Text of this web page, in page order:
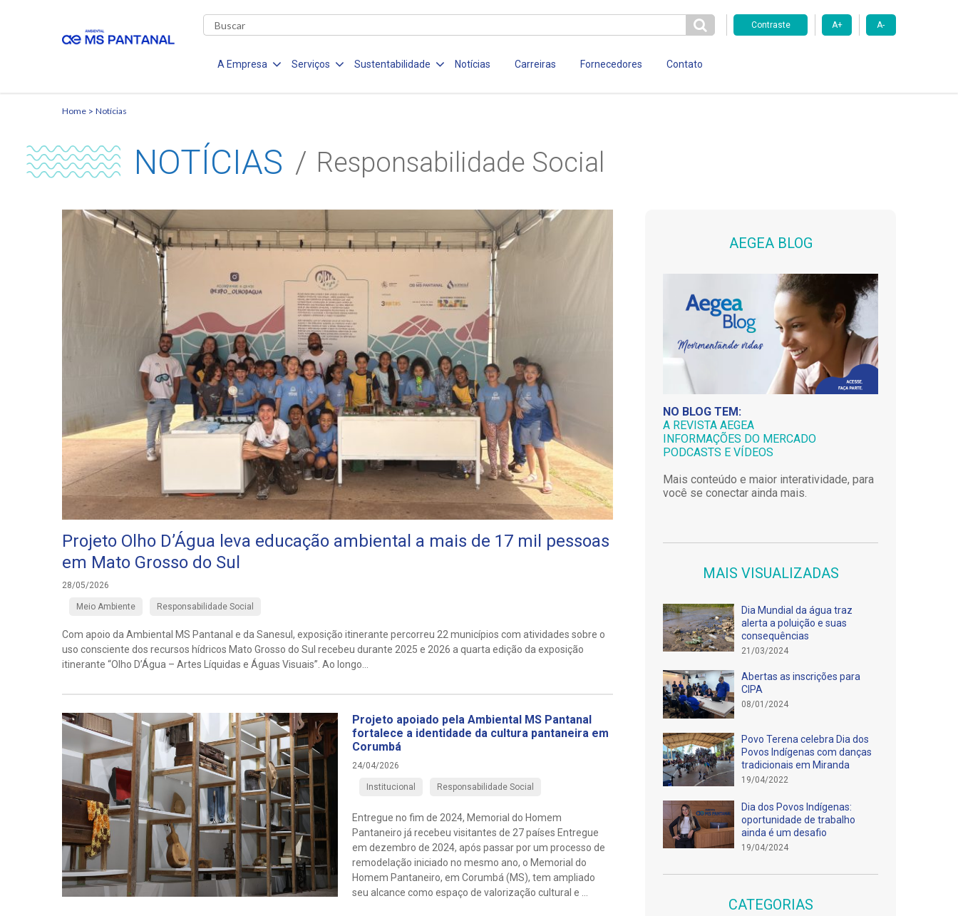
Contraste A+ A-
A Empresa Serviços Sustentabilidade Notícias Carreiras Fornecedores Contato
Home Notícias
NOTÍCIAS Responsabilidade Social
Projeto Olho D’Água leva educação ambiental a mais de 17 mil pessoas
em Mato Grosso do Sul
28/05/2026
Meio Ambiente Responsabilidade Social
Com apoio da Ambiental MS Pantanal e da Sanesul, exposição itinerante percorreu 22 municípios com atividades sobre o
uso consciente dos recursos hídricos Mato Grosso do Sul recebeu durante 2025 e 2026 a quarta edição da exposição
itinerante “Olho D’Água – Artes Líquidas e Águas Visuais”. Ao longo...
Projeto apoiado pela Ambiental MS Pantanal
fortalece a identidade da cultura pantaneira em
Corumbá
24/04/2026
Institucional Responsabilidade Social
Entregue no fim de 2024, Memorial do Homem
Pantaneiro já recebeu visitantes de 27 países Entregue
em dezembro de 2024, após passar por um processo de
remodelação iniciado no mesmo ano, o Memorial do
Homem Pantaneiro, em Corumbá (MS), tem ampliado
seu alcance como espaço de valorização cultural e ...
AEGEA BLOG
NO BLOG TEM:
A REVISTA AEGEA
INFORMAÇÕES DO MERCADO
PODCASTS E VÍDEOS
Mais conteúdo e maior interatividade, para
você se conectar ainda mais.
MAIS VISUALIZADAS
Dia Mundial da água traz
alerta a poluição e suas
consequências
21/03/2024
Abertas as inscrições para
CIPA
08/01/2024
Povo Terena celebra Dia dos
Povos Indígenas com danças
tradicionais em Miranda
19/04/2022
Dia dos Povos Indígenas:
oportunidade de trabalho
ainda é um desafio
19/04/2024
CATEGORIAS